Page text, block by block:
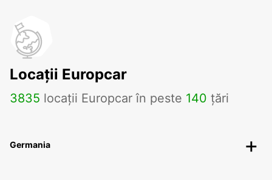
Locații Europcar
3835 locații Europcar în peste 140 țări
Germania